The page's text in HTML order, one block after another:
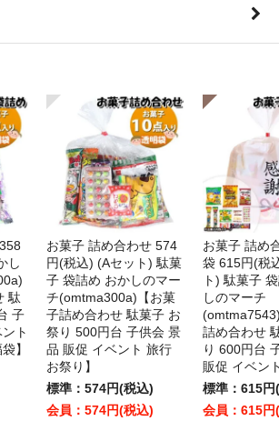
し
駄
子
ト
】
お菓子 詰め合わせ 574
円(税込) (Aセット) 駄菓
子 袋詰め おかしのマー
チ(omtma300a)【お菓
子詰め合わせ 駄菓子 お
祭り 500円台 子供会 景
品 販促 イベント 旅行
お祭り】
標準：574円(税込)
会員：574円(税込)
お菓子 詰め
袋 615円(税
ト) 駄菓子
しのマーチ
詰め合わせ
り 600円台
販促 イベン
標準：615円
会員：615円